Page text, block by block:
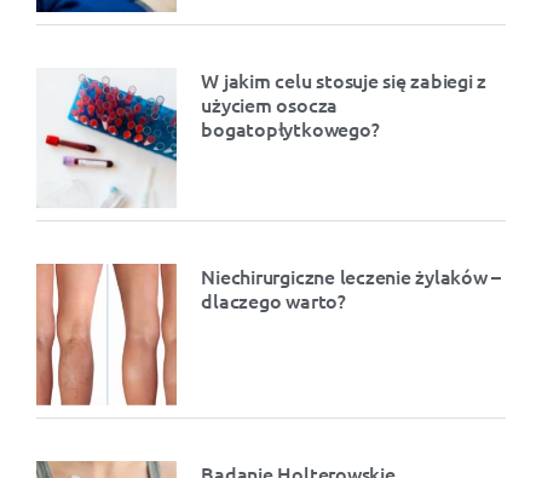
W jakim celu stosuje się zabiegi z
użyciem osocza
bogatopłytkowego?
Niechirurgiczne leczenie żylaków –
dlaczego warto?